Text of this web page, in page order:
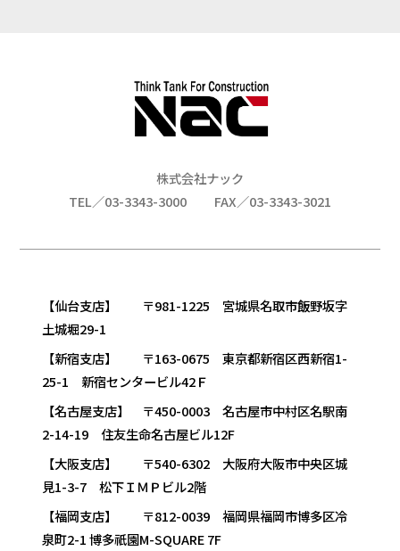
株式会社ナック
TEL／03-3343-3000
FAX／03-3343-3021
【仙台支店】 〒981-1225 宮城県名取市飯野坂字
土城堀29-1
【新宿支店】 〒163-0675 東京都新宿区西新宿1-
25-1 新宿センタービル42Ｆ
【名古屋支店】 〒450-0003 名古屋市中村区名駅南
2-14-19 住友生命名古屋ビル12F
【大阪支店】 〒540-6302 大阪府大阪市中央区城
見1-3-7 松下ＩＭＰビル2階
【福岡支店】 〒812-0039 福岡県福岡市博多区冷
泉町2-1 博多祇園M-SQUARE 7F